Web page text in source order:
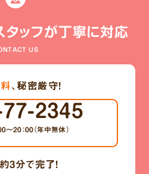
タッフが丁寧に対応
US
、秘密厳守!
2345
～20：00（年中無休）
約3分で完了!